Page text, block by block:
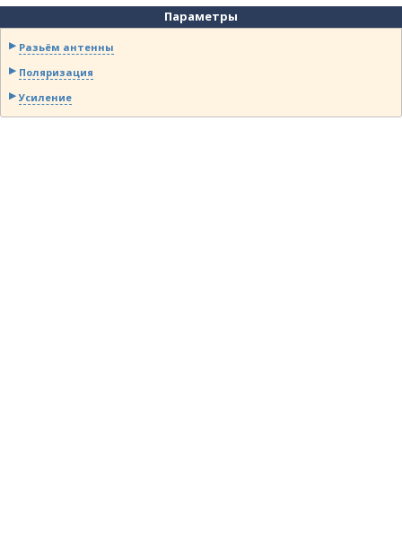
Параметры
Разьём антенны
Поляризация
Усиление